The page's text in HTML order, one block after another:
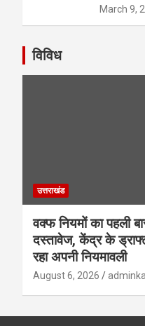
March 9,
विविध
उत्तराखंड
वक्फ नियमों का पहली
दस्तावेज, केंद्र के
रहा अपनी नियमावली
August 6, 2026